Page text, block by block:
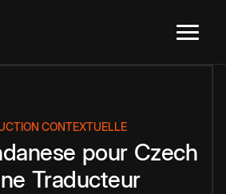
CONTEXTUELLE
pour Czech
Traducteur